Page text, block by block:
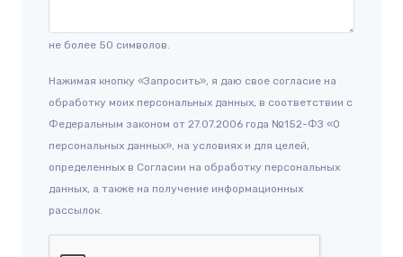
не более 50 символов.
Нажимая кнопку «Запросить», я даю свое согласие на
обработку моих персональных данных, в соответствии с
Федеральным законом от 27.07.2006 года №152-ФЗ «О
персональных данных», на условиях и для целей,
определенных в Согласии на обработку персональных
данных, а также на получение информационных
рассылок.